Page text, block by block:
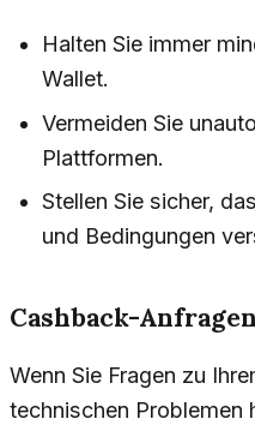
Halten Sie immer
Wallet.
Vermeiden Sie
Plattformen.
Stellen Sie sicher,
und Bedingungen
Cashback-
Wenn Sie Fragen zu
technischen Problemen